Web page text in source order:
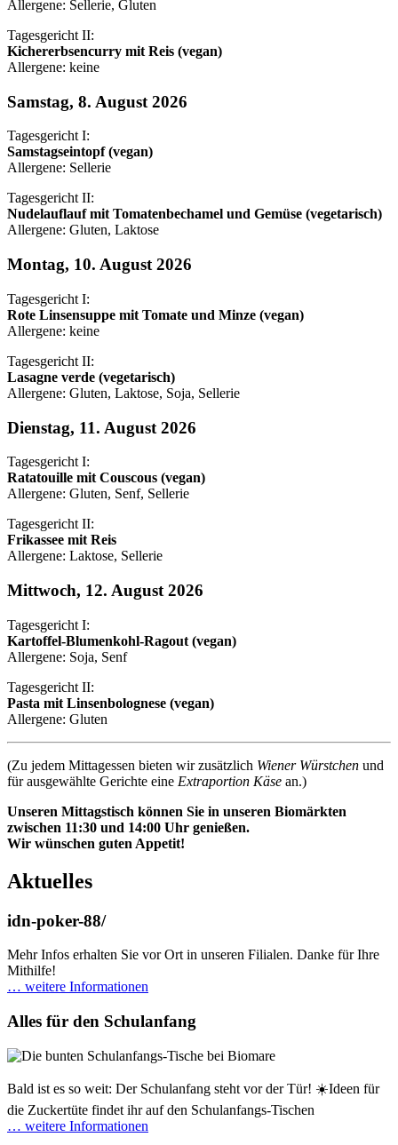
Allergene: Sellerie, Gluten
Tagesgericht II:
Kichererbsencurry mit Reis (vegan)
Allergene: keine
Samstag, 8. August 2026
Tagesgericht I:
Samstagseintopf (vegan)
Allergene: Sellerie
Tagesgericht II:
Nudelauflauf mit Tomatenbechamel und Gemüse (vegetarisch)
Allergene: Gluten, Laktose
Montag, 10. August 2026
Tagesgericht I:
Rote Linsensuppe mit Tomate und Minze (vegan)
Allergene: keine
Tagesgericht II:
Lasagne verde (vegetarisch)
Allergene: Gluten, Laktose, Soja, Sellerie
Dienstag, 11. August 2026
Tagesgericht I:
Ratatouille mit Couscous (vegan)
Allergene: Gluten, Senf, Sellerie
Tagesgericht II:
Frikassee mit Reis
Allergene: Laktose, Sellerie
Mittwoch, 12. August 2026
Tagesgericht I:
Kartoffel-Blumenkohl-Ragout (vegan)
Allergene: Soja, Senf
Tagesgericht II:
Pasta mit Linsenbolognese (vegan)
Allergene: Gluten
(Zu jedem Mittagessen bieten wir zusätzlich Wiener Würstchen und
für ausgewählte Gerichte eine Extraportion Käse an.)
Unseren Mittagstisch können Sie in unseren Biomärkten
zwischen 11:30 und 14:00 Uhr genießen.
Wir wünschen guten Appetit!
Aktuelles
idn-poker-88/
Mehr Infos erhalten Sie vor Ort in unseren Filialen. Danke für Ihre
Mithilfe!
… weitere Informationen
Alles für den Schulanfang
Bald ist es so weit: Der Schulanfang steht vor der Tür! ☀️Ideen für
die Zuckertüte findet ihr auf den Schulanfangs-Tischen
… weitere Informationen